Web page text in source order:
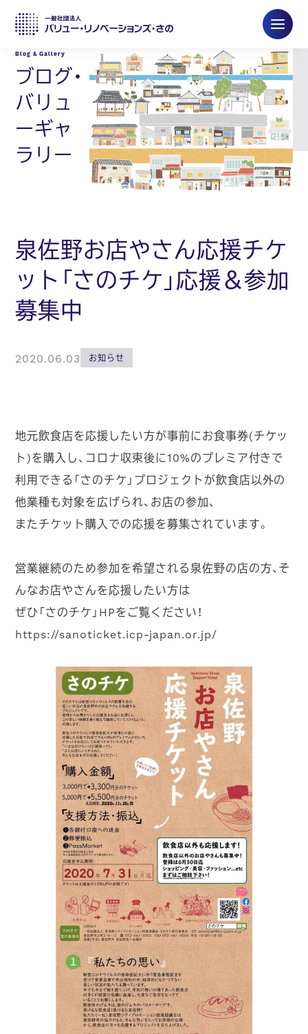
ブログ・
バリュ
ーギャ
ラリー
泉佐野お店やさん応援チケ
ット「さのチケ」応援＆参加
募集中
2020.06.03 お知らせ
地元飲食店を応援したい方が事前にお食事券(チケッ
ト)を購入し、コロナ収束後に10%のプレミア付きで
利用できる「さのチケ」プロジェクトが飲食店以外の
他業種も対象を広げられ、お店の参加、
またチケット購入での応援を募集されています。
営業継続のため参加を希望される泉佐野の店の方、そ
んなお店やさんを応援したい方は
ぜひ「さのチケ」HPをご覧ください！
https://sanoticket.icp-japan.or.jp/